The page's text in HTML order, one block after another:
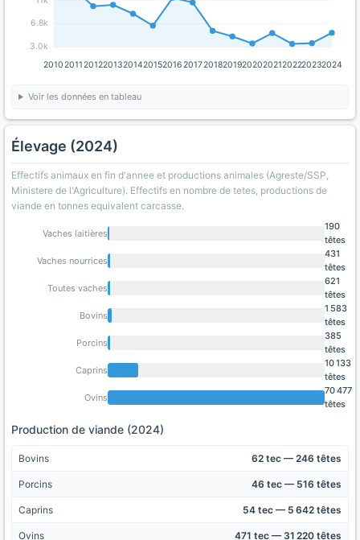
3.0k
6.8k
201020112012201320142015201620172018201920202021202220232024
Voir les données en tableau
Élevage (2024)
Effectifs animaux en fin d'annee et productions animales (Agreste/SSP,
Ministere de l'Agriculture). Effectifs en nombre de tetes, productions de
viande en tonnes equivalent carcasse.
Vaches laitières
190
têtes
Vaches nourrices
431
têtes
Toutes vaches
621
têtes
Bovins
1 583
têtes
Porcins
385
têtes
Caprins
10 133
têtes
Ovins
70 477
têtes
Production de viande (2024)
Bovins 62 tec — 246 têtes
Porcins 46 tec — 516 têtes
Caprins 54 tec — 5 642 têtes
Ovins 471 tec — 31 220 têtes